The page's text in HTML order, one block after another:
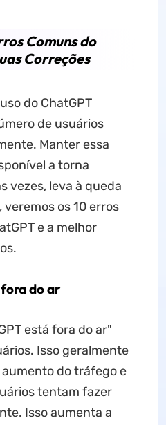
Comuns do
Correções
do ChatGPT
de usuários
Manter essa
a torna
vezes, leva à queda
os 10 erros
e a melhor
do ar
está fora do ar"
Isso geralmente
do tráfego e
tentam fazer
Isso aumenta a